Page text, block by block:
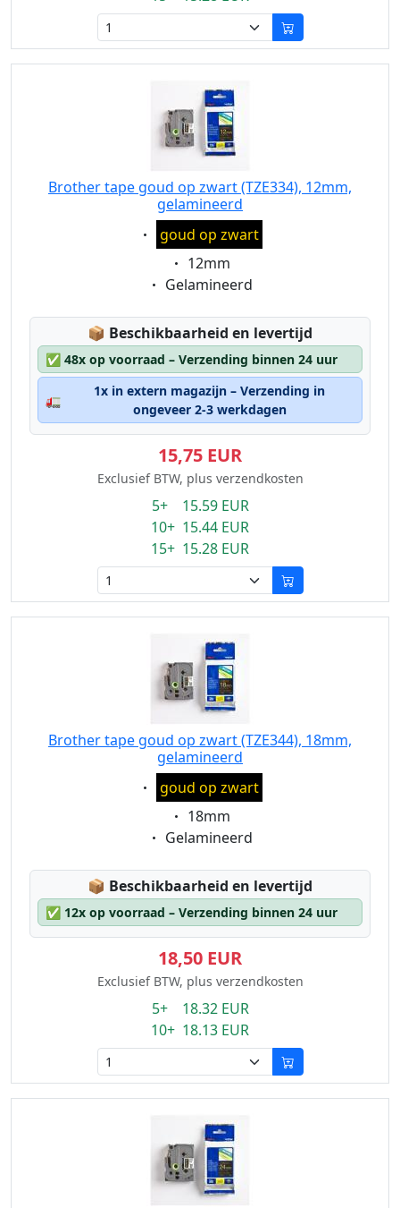
Brother tape goud op zwart (TZE334), 12mm,
gelamineerd
Eigenschaft:
goud op zwart
Eigenschaft:
12mm
Eigenschaft:
Gelamineerd
📦 Lagerstatus:
Beschikbaarheid en levertijd
✅ 48x op voorraad – Verzending binnen 24 uur
🚛
1x in extern magazijn – Verzending in
ongeveer 2-3 werkdagen
15,75 EUR
Exclusief BTW, plus verzendkosten
5+ 15.59 EUR
10+ 15.44 EUR
15+ 15.28 EUR
Brother tape goud op zwart (TZE344), 18mm,
gelamineerd
Eigenschaft:
goud op zwart
Eigenschaft:
18mm
Eigenschaft:
Gelamineerd
📦 Lagerstatus:
Beschikbaarheid en levertijd
✅ 12x op voorraad – Verzending binnen 24 uur
18,50 EUR
Exclusief BTW, plus verzendkosten
5+ 18.32 EUR
10+ 18.13 EUR